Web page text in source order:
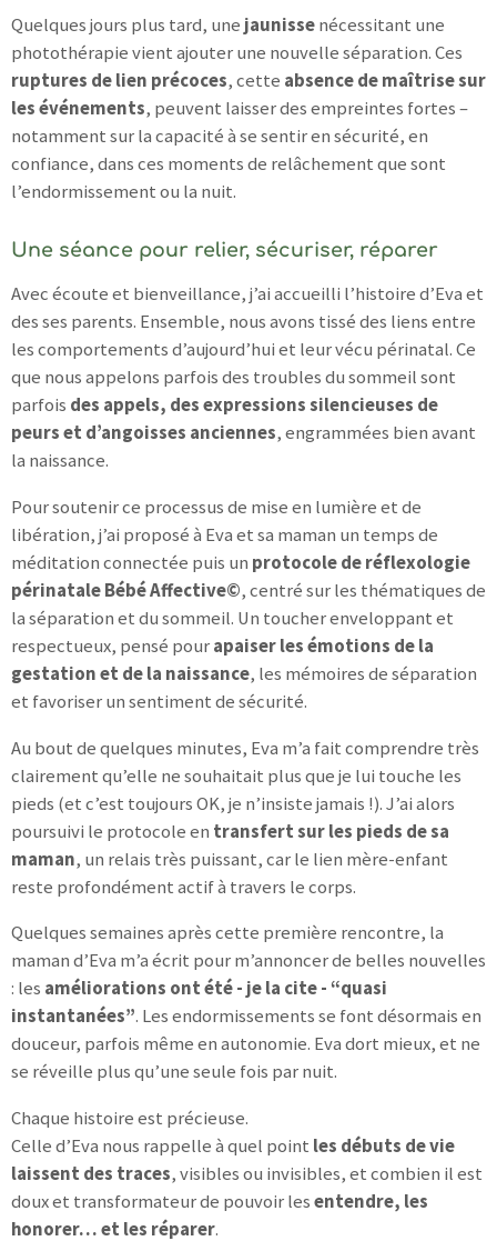
Quelques jours plus tard, unejaunissenécessitant une
photothérapie vient ajouter une nouvelle séparation. Ces
ruptures de lien précoces, cette absence de maîtrise sur
les événements, peuvent laisser des empreintes fortes –
notamment sur la capacité à se sentir en sécurité, en
confiance, dans ces moments de relâchement que sont
l’endormissement ou la nuit.
Une séance pour relier, sécuriser, réparer
Avec écoute et bienveillance, j’ai accueilli l’histoire d’Eva et
des ses parents. Ensemble, nous avons tissé des liens entre
les comportements d’aujourd’hui et leur vécu périnatal. Ce
que nous appelons parfois des troubles du sommeil sont
parfois des appels, des expressions silencieuses de
peurs et d’angoisses anciennes, engrammées bien avant
la naissance.
Pour soutenir ce processus de mise en lumière et de
libération, j’ai proposé à Eva et sa maman un temps de
méditation connectée puis un protocole de réflexologie
périnatale Bébé Affective©, centré sur les thématiques de
la séparation et du sommeil. Un toucher enveloppant et
respectueux, pensé pourapaiser les émotions de la
gestation et de la naissance, les mémoires de séparation
et favoriser un sentiment de sécurité.
Au bout de quelques minutes, Eva m’a fait comprendre très
clairement qu’elle ne souhaitait plus que je lui touche les
pieds (et c’est toujours OK, je n’insiste jamais !). J’ai alors
poursuivi le protocole en transfert sur les pieds de sa
maman, un relais très puissant, car le lien mère-enfant
reste profondément actif à travers le corps.
Quelques semaines après cette première rencontre, la
maman d’Eva m’a écrit pour m’annoncer de belles nouvelles
: les améliorations ont été - je la cite - “quasi
instantanées”. Les endormissements se font désormais en
douceur, parfois même en autonomie. Eva dort mieux, et ne
se réveille plus qu’une seule fois par nuit.
Chaque histoire est précieuse.
Celle d’Eva nous rappelle à quel point les débuts de vie
laissent des traces, visibles ou invisibles, et combien il est
doux et transformateur de pouvoir lesentendre, les
honorer… et les réparer.